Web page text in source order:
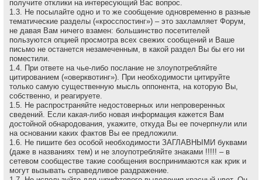
получите отклики на интересующий Вас вопрос.
1.3. Не посылайте одно и то же сообщение одновременно в разные
тематические разделы («кросспостинг») – это захламляет Форум,
не давая Вам ничего взамен: большинство посетителей
пользуются опцией просмотра всех свежих сообщений и Ваше
письмо не останется незамеченным, в какой раздел Вы бы его ни
поместили.
1.4. При ответе на чье-либо послание не злоупотребляйте
цитированием («оверквотинг»). При необходимости цитируйте
только самую существенную мысль оппонента, на которую Вы,
собственно, и реагируете.
1.5. Не распространяйте недостоверных или непроверенных
сведений. Если какая-либо новая информация кажется Вам
достойной обнародования, укажите, откуда Вы ее почерпнули или
на основании каких фактов Вы ее предложили.
1.6. Не пишите без особой необходимости ЗАГЛАВНЫМИ буквами
(даже в названиях тем) и не злоупотребляйте знаками !!!!! – в
сетевом сообществе такие сообщения воспринимаются как крик и
могут вызывать справедливое раздражение.